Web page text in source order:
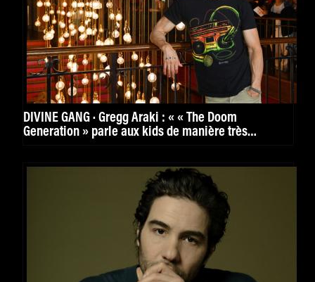
DIVINE GANG · Gregg Araki : « « The Doom
Generation » parle aux kids de manière très